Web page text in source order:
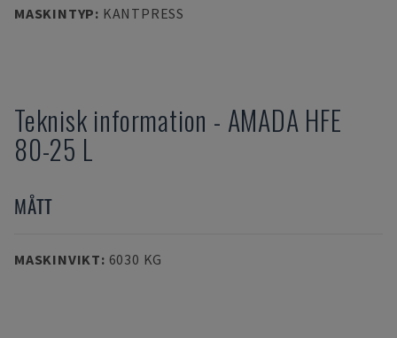
MASKINTYP: KANTPRESS
Teknisk information - AMADA HFE
80-25 L
MÅTT
MASKINVIKT: 6030 KG